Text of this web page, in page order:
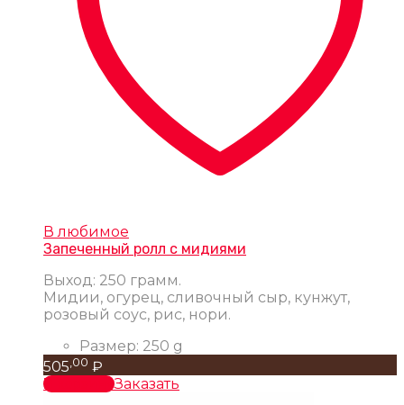
В любимое
Запеченный ролл с мидиями
Выход: 250 грамм.
Мидии, огурец, сливочный сыр, кунжут,
розовый соус, рис, нори.
Размер: 250 g
505 ,00 ₽
В корзинуЗаказать